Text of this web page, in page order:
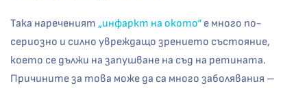
Така нареченият „инфаркт на окото“ е много по-
сериозно и силно увреждащо зрението състояние,
което се дължи на запушване на съд на ретината.
Причините за това може да са много заболявания –